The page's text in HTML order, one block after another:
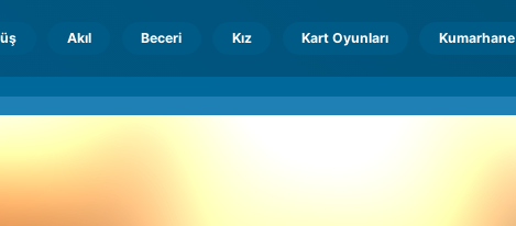
Akıl Beceri Kız Kart Oyunları Kumarhane